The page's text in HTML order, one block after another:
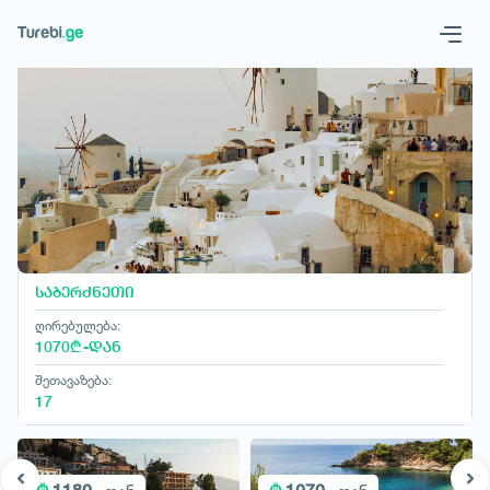
Geo Eng
მოითხოვე სასტუმრო
საბერძნეთი
ღირებულება:
1070₾ -დან
შეთავაზება:
17